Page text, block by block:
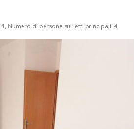
1, Numero di persone sui letti principali: 4,